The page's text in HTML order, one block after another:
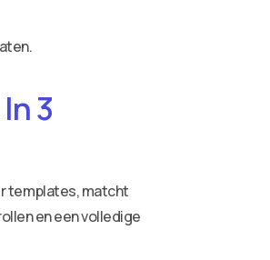
3
templates, matcht
en een volledige